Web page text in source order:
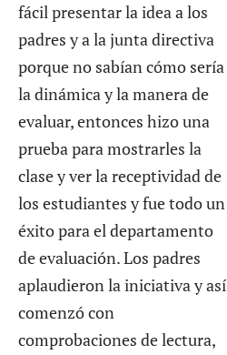
fácil presentar la idea a los
padres y a la junta directiva
porque no sabían cómo sería
la dinámica y la manera de
evaluar, entonces hizo una
prueba para mostrarles la
clase y ver la receptividad de
los estudiantes y fue todo un
éxito para el departamento
de evaluación. Los padres
aplaudieron la iniciativa y así
comenzó con
comprobaciones de lectura,